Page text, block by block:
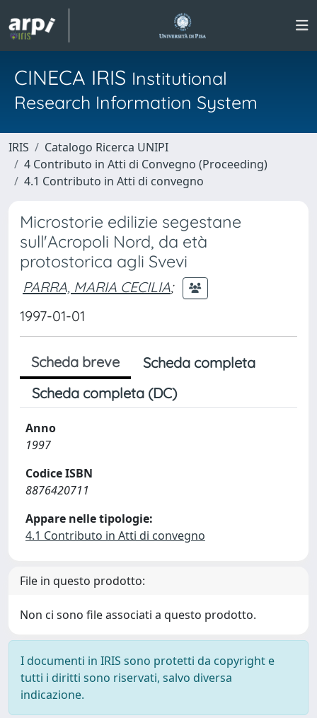
CINECA IRIS Institutional
Research Information System
IRIS
Catalogo Ricerca UNIPI
4 Contributo in Atti di Convegno (Proceeding)
4.1 Contributo in Atti di convegno
Microstorie edilizie segestane
sull'Acropoli Nord, da età
protostorica agli Svevi
PARRA, MARIA CECILIA;
1997-01-01
Scheda breve
Scheda completa
Scheda completa (DC)
Anno
1997
Codice ISBN
8876420711
Appare nelle tipologie:
4.1 Contributo in Atti di convegno
File in questo prodotto:
Non ci sono file associati a questo prodotto.
I documenti in IRIS sono protetti da copyright e
tutti i diritti sono riservati, salvo diversa
indicazione.